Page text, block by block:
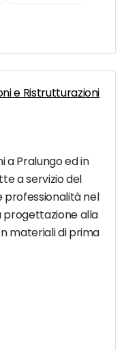
e Ristrutturazioni
a Pralungo ed in
a servizio del
professionalità nel
progettazione alla
materiali di prima